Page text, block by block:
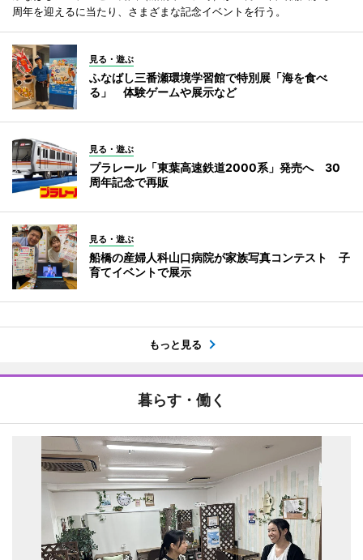
周年を迎えるに当たり、さまざまな記念イベントを行う。
見る・遊ぶ
ふなばし三番瀬環境学習館で特別展「海を食べ
る」 体験ゲームや展示など
見る・遊ぶ
プラレール「東葉高速鉄道2000系」発売へ 30
周年記念で再販
見る・遊ぶ
船橋の産婦人科山口病院が家族写真コンテスト 子
育てイベントで展示
もっと見る
暮らす・働く